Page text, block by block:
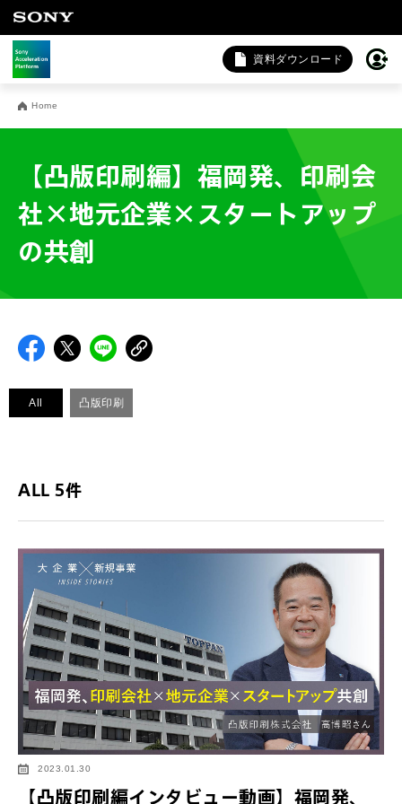
資料ダウンロード
Home
【凸版印刷編】福岡発、印刷会
社×地元企業×スタートアップ
の共創
All 凸版印刷
ALL 5件
2023.01.30
【凸版印刷編インタビュー動画】福岡発、
お問い合わせ
法人向けサービスに関するご相談・お問い合わせは以下のボタ
ンからお願いします（外部サイトにジャンプします）。
法人お問い合わせ
FAQ&個人お問い合わせは以下のボタンからお願いします。